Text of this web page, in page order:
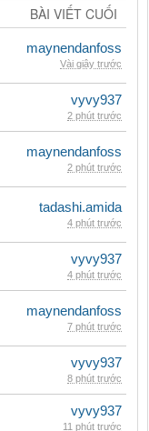
BÀI VIẾT CUỐI
maynendanfoss
Vài giây trước
vyvy937
2 phút trước
maynendanfoss
2 phút trước
tadashi.amida
4 phút trước
vyvy937
4 phút trước
maynendanfoss
7 phút trước
vyvy937
8 phút trước
vyvy937
11 phút trước